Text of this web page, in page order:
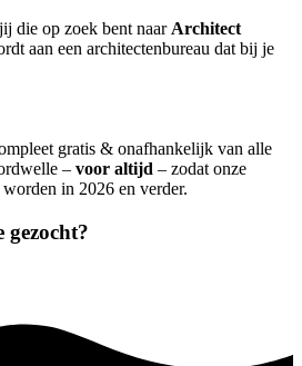
die op zoek bent naar Architect
aan een architectenbureau dat bij je
gratis & onafhankelijk van alle
– voor altijd – zodat onze
in 2026 en verder.
gezocht?